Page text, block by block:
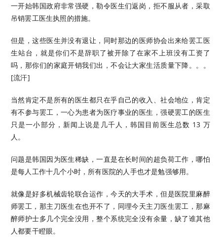
一开始韩国政府非常强硬，勒令医生们返岗，拒不服从者，采取
吊销罢工医生执照的措施。
但是，这些医生并没有退让，同时那边的医师协会出来给罢工医
生站台，就是你们不是辞职了被开除了在家不上班没有工资了
吗，那你们的家庭开销我们出，不会让大家生活质量下降。。。
[流汗]
当然肯定不是所有的医生都只在乎自己的收入、社会地位，肯定
有不参与罢工，一心为患者为医疗事业的医生，强硬罢工的医生
只是一小部分，新闻上说是几千人，韩国目前医生总数 13 万
人。
问题是韩国因为医生稀缺，一直是在长时间的超负荷工作，哪怕
是每人工作十几个小时，所有医院的人手也才是勉强够用。
就像是好多机械齿轮联合运作，今天的大手术，但是医院里麻醉
师罢工，那主刀医生在也开不了，同理今天主刀医生罢工，那麻
醉师护士多几个完全没用，整个系统完全没有余量，缺了谁其他
人都要干瞪眼。